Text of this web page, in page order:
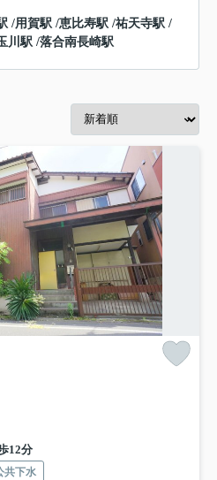
/用賀駅 /恵比寿駅 /祐天寺駅 /
川駅 /落合南長崎駅
12分
共下水